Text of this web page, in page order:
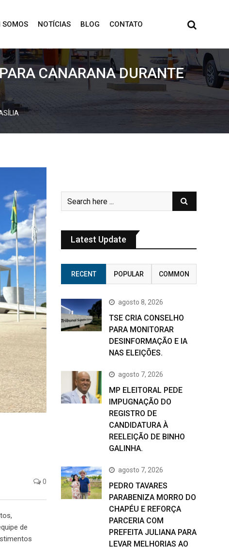
SOMOS NOTÍCIAS BLOG CONTATO
CANARANA DURANTE
0
de
Latest Update
RECENT POPULAR COMMON
agosto 8, 2026
TSE CRIA CONSELHO
PARA MONITORAR
DESINFORMAÇÃO E IA
NAS ELEIÇÕES.
agosto 7, 2026
MP ELEITORAL PEDE
IMPUGNAÇÃO DO
REGISTRO DE
CANDIDATURA À
REELEIÇÃO DE BINHO
GALINHA.
agosto 7, 2026
PEDRO TAVARES
PARABENIZA MORRO DO
CHAPÉU E REFORÇA
PARCERIA COM
PREFEITA JULIANA PARA
LEVAR MELHORIAS AO